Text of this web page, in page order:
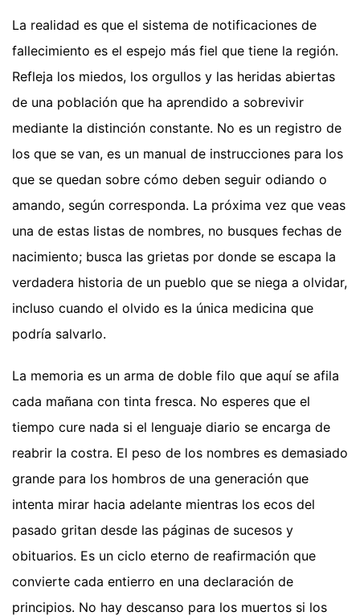
La realidad es que el sistema de notificaciones de
fallecimiento es el espejo más fiel que tiene la región.
Refleja los miedos, los orgullos y las heridas abiertas
de una población que ha aprendido a sobrevivir
mediante la distinción constante. No es un registro de
los que se van, es un manual de instrucciones para los
que se quedan sobre cómo deben seguir odiando o
amando, según corresponda. La próxima vez que veas
una de estas listas de nombres, no busques fechas de
nacimiento; busca las grietas por donde se escapa la
verdadera historia de un pueblo que se niega a olvidar,
incluso cuando el olvido es la única medicina que
podría salvarlo.
La memoria es un arma de doble filo que aquí se afila
cada mañana con tinta fresca. No esperes que el
tiempo cure nada si el lenguaje diario se encarga de
reabrir la costra. El peso de los nombres es demasiado
grande para los hombros de una generación que
intenta mirar hacia adelante mientras los ecos del
pasado gritan desde las páginas de sucesos y
obituarios. Es un ciclo eterno de reafirmación que
convierte cada entierro en una declaración de
principios. No hay descanso para los muertos si los